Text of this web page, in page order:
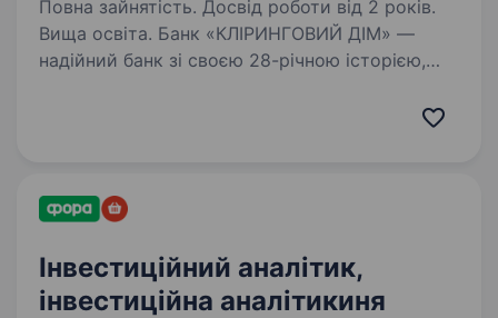
Повна зайнятість. Досвід роботи від 2 років.
Вища освіта. Банк «КЛІРИНГОВИЙ ДІМ» —
надійний банк зі своєю 28-річною історією,
Інвестиційний аналітик,
інвестиційна аналітикиня